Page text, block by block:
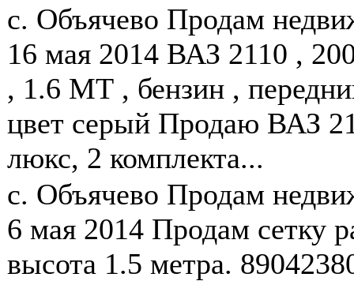
с. Объячево Продам
16 мая 2014 ВАЗ 2110 ,
, 1.6 МТ , бензин ,
цвет серый Продаю ВАЗ
люкс, 2 комплекта...
с. Объячево Продам
6 мая 2014 Продам сетку
высота 1.5 метра.